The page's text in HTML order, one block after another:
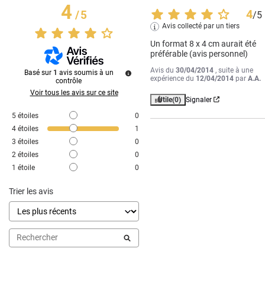
4/5
Basé sur 1 avis soumis à un
contrôle
Voir tous les avis sur ce site
5 étoiles
0
4 étoiles
1
3 étoiles
0
2 étoiles
0
1 étoile 0
Trier les avis
4/5
Avis collecté par un tiers
Un format 8 x 4 cm aurait été
préférable (avis personnel)
Avis du30/04/2014 , suite à une
expérience du 12/04/2014 parA.A.
Utile(0) Signaler